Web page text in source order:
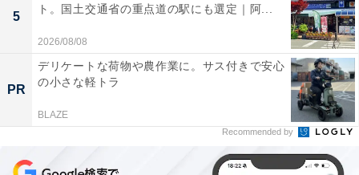
他の星座の運勢も見る
【12月の運勢】おひつじ座（牡羊座）
【12月の運勢】おうし座（牡牛座）
【12月の運勢】かに座（蟹座）
5
ト。国土交通省の重点道の駅にも選定｜阿...
2026/08/08
PR
デリケートな荷物や農作業に。サス付きで安心
の小さな軽トラ
BLAZE
Recommended by